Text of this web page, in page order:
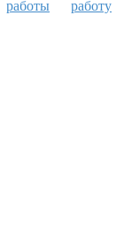
работы
работу